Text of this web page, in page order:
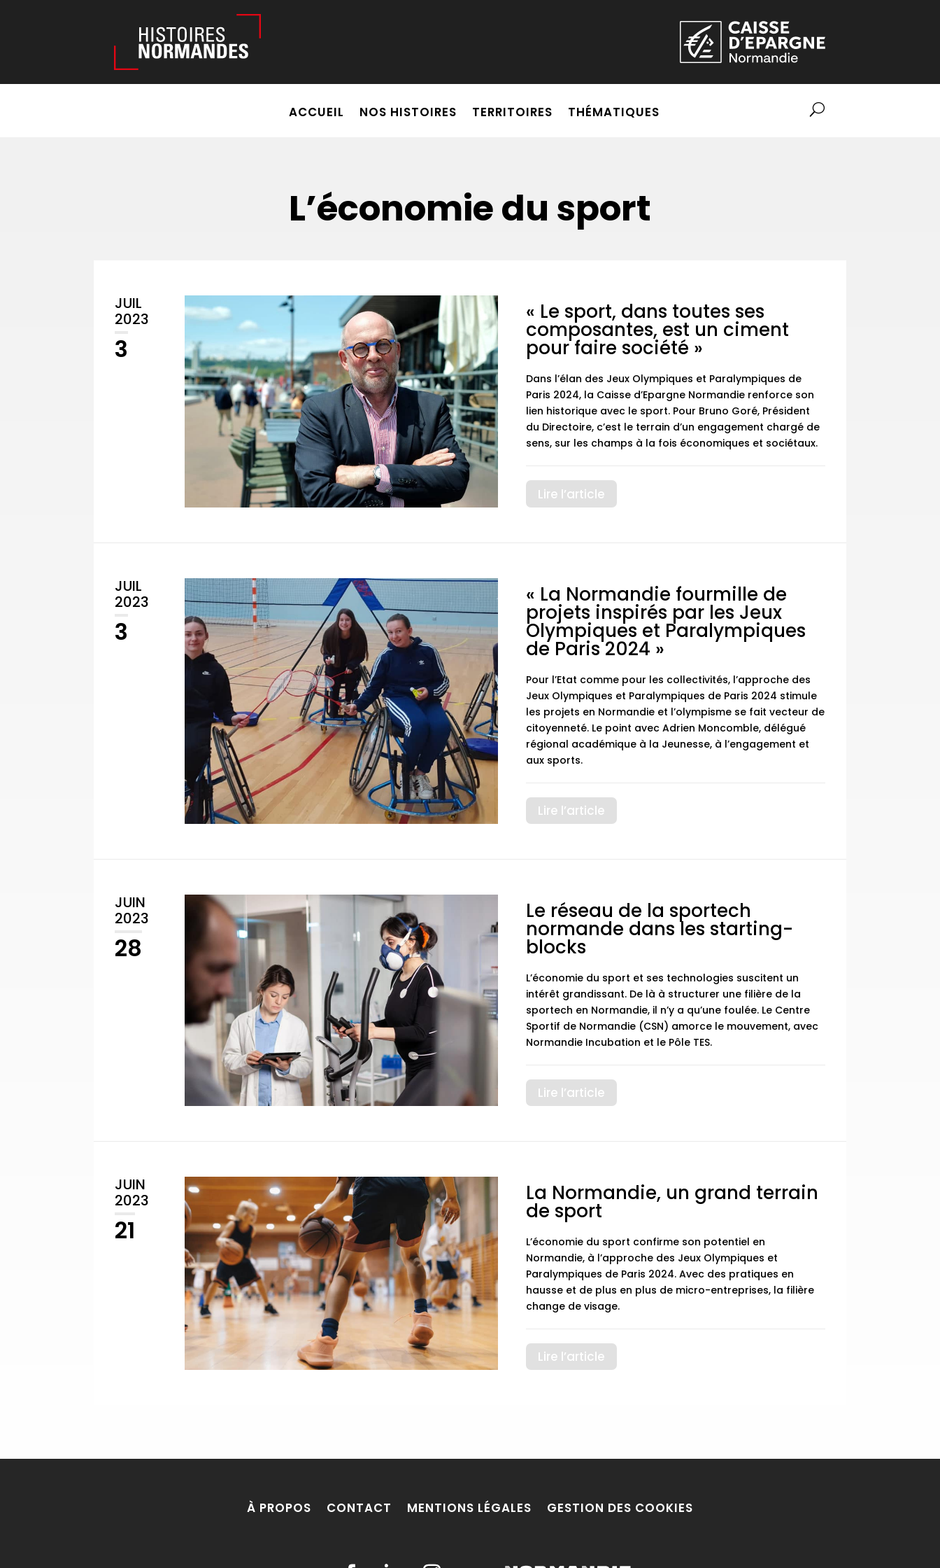
ACCUEIL NOS HISTOIRES TERRITOIRES THÉMATIQUES
L’économie du sport
JUIL
2023
3
« Le sport, dans toutes ses
composantes, est un ciment
pour faire société »
Dans l’élan des Jeux Olympiques et Paralympiques de
Paris 2024, la Caisse d’Epargne Normandie renforce son
lien historique avec le sport. Pour Bruno Goré, Président
du Directoire, c’est le terrain d’un engagement chargé de
sens, sur les champs à la fois économiques et sociétaux.
Lire l’article
JUIL
2023
3
« La Normandie fourmille de
projets inspirés par les Jeux
Olympiques et Paralympiques
de Paris 2024 »
Pour l’Etat comme pour les collectivités, l’approche des
Jeux Olympiques et Paralympiques de Paris 2024 stimule
les projets en Normandie et l’olympisme se fait vecteur de
citoyenneté. Le point avec Adrien Moncomble, délégué
régional académique à la Jeunesse, à l’engagement et
aux sports.
Lire l’article
JUIN
2023
28
Le réseau de la sportech
normande dans les starting-
blocks
L’économie du sport et ses technologies suscitent un
intérêt grandissant. De là à structurer une filière de la
sportech en Normandie, il n’y a qu’une foulée. Le Centre
Sportif de Normandie (CSN) amorce le mouvement, avec
Normandie Incubation et le Pôle TES.
Lire l’article
JUIN
2023
21
La Normandie, un grand terrain
de sport
L’économie du sport confirme son potentiel en
Normandie, à l’approche des Jeux Olympiques et
Paralympiques de Paris 2024. Avec des pratiques en
hausse et de plus en plus de micro-entreprises, la filière
change de visage.
Lire l’article
À PROPOS CONTACT MENTIONS LÉGALES GESTION DES COOKIES